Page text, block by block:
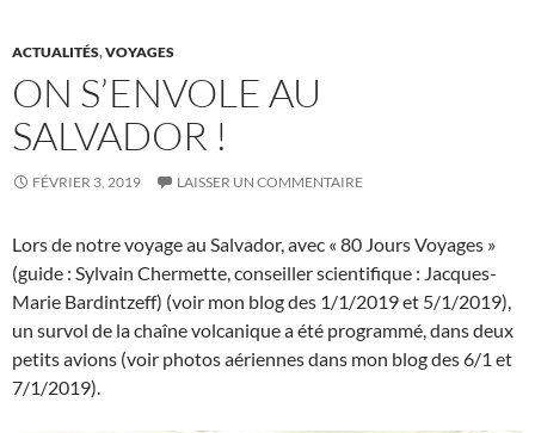
ACTUALITÉS,VOYAGES
ON S’ENVOLE AU
SALVADOR !
FÉVRIER 3, 2019 LAISSER UN COMMENTAIRE
Lors de notre voyage au Salvador, avec « 80 Jours Voyages »
(guide : Sylvain Chermette, conseiller scientifique : Jacques-
Marie Bardintzeff) (voir mon blog des 1/1/2019 et 5/1/2019),
un survol de la chaîne volcanique a été programmé, dans deux
petits avions (voir photos aériennes dans mon blog des 6/1 et
7/1/2019).